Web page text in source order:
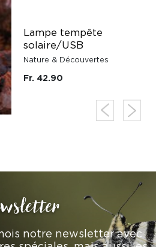
Lampe tempête
solaire/USB
Nature & Découvertes
Fr. 42.90
notre newsletter avec